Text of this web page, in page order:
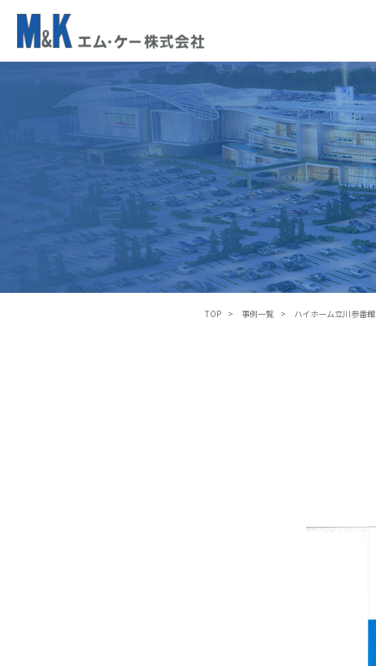
TOP 事例一覧 ハイホーム立川参番館